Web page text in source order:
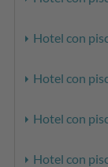
Hotel con
Hotel con
Hotel con
Hotel con